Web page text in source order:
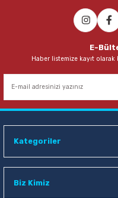
E-
Haber listemize kayıt
Kategoriler
Biz Kimiz